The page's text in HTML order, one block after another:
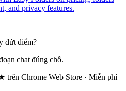
and privacy features.
dứt điểm?
chat đúng chỗ.
trên Chrome Web Store · Miễn phí